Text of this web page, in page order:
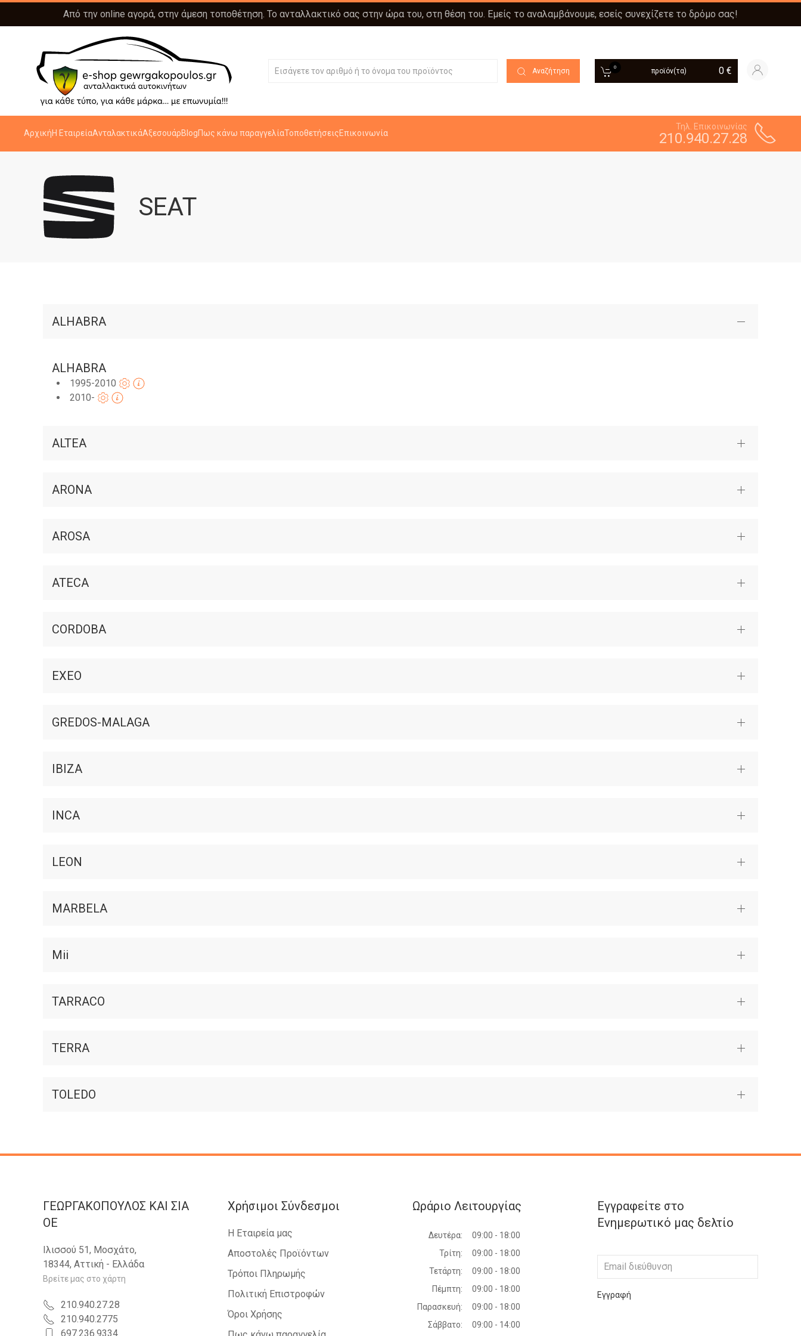
Από την online αγορά, στην άμεση τοποθέτηση. Το ανταλλακτικό σας στην ώρα του, στη θέση του. Εμείς το αναλαμβάνουμε, εσείς συνεχίζετε το δρόμο σας!
Αναζήτηση 0 προϊόν(τα) 0 €
ΑρχικήΗ ΕταιρείαΑνταλακτικάΑξεσουάρBlogΠως κάνω παραγγελίαΤοποθετήσειςΕπικοινωνία
Τηλ. Επικοινωνίας
210.940.27.28
SEAT
ALHABRA
ALHABRA
1995-2010
2010-
ALTEA
ARONA
AROSA
ATECA
CORDOBA
EXEO
GREDOS-MALAGA
IBIZA
INCA
LEON
MARBELA
Mii
TARRACO
TERRA
TOLEDO
ΓΕΩΡΓΑΚΟΠΟΥΛΟΣ KAI ΣΙΑ
OE
Ιλισσού 51, Μοσχάτο,
18344, Αττική - Ελλάδα
Βρείτε μας στο χάρτη
210.940.27.28
210.940.2775
697.236.9334
Χρήσιμοι Σύνδεσμοι
Η Εταιρεία μας
Αποστολές Προϊόντων
Τρόποι Πληρωμής
Πολιτική Επιστροφών
Όροι Χρήσης
Ωράριο Λειτουργίας
Δευτέρα:
09:00 - 18:00
Τρίτη:
09:00 - 18:00
Τετάρτη:
09:00 - 18:00
Πέμπτη:
09:00 - 18:00
Παρασκευή:
09:00 - 18:00
Σάββατο:
09:00 - 14:00
Εγγραφείτε στο
Ενημερωτικό μας δελτίο
Εγγραφή